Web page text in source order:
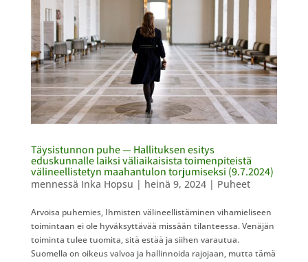
Täysistunnon puhe — Hallituksen esitys​​
eduskunnalle laiksi väliaikaisista toimenpiteistä
välineellistetyn maahantulon torjumiseksi (9.7.2024)
mennessä Inka Hopsu | heinä 9, 2024| Puheet
Arvoisa puhemies, Ihmisten välineellistäminen vihamieliseen
toimintaan ei ole hyväksyttävää missään tilanteessa. Venäjän
toiminta tulee tuomita, sitä estää ja siihen varautua.
Suomella on oikeus valvoa ja hallinnoida rajojaan, mutta tämä